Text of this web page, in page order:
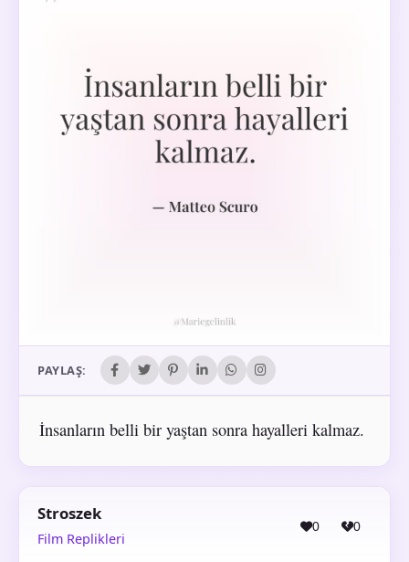
PAYLAŞ:
İnsanların belli bir yaştan sonra hayalleri kalmaz.
Stroszek
Film Replikleri
0 0